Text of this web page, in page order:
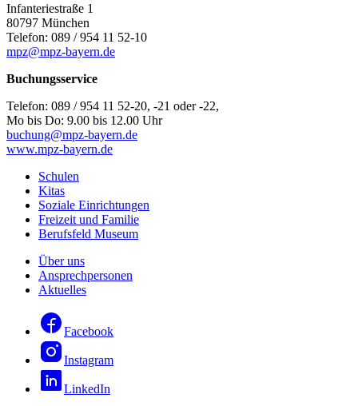
Infanteriestraße 1
80797 München
Telefon: 089 / 954 11 52-10
mpz@mpz-bayern.de
Buchungsservice
Telefon: 089 / 954 11 52-20, -21 oder -22,
Mo bis Do: 9.00 bis 12.00 Uhr
buchung@mpz-bayern.de
www.mpz-bayern.de
Schulen
Kitas
Soziale Einrichtungen
Freizeit und Familie
Berufsfeld Museum
Über uns
Ansprechpersonen
Aktuelles
Facebook
Instagram
LinkedIn